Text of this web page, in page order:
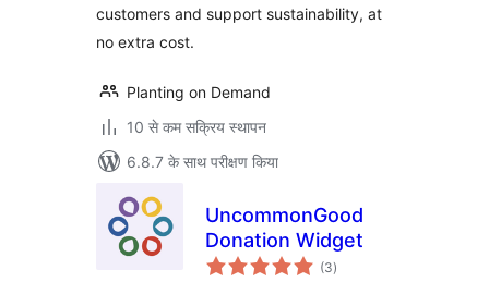
customers and support sustainability, at
no extra cost.
Planting on Demand
10 से कम सक्रिय स्थापन
6.8.7 के साथ परीक्षण किया
UncommonGood
Donation Widget
(3कुल
दर)